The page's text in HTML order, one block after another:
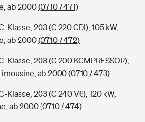
ab 2000(0710 / 471)
Klasse, 203 (C 220 CDI), 105 kW,
ab 2000(0710 / 472)
Klasse, 203 (C 200 KOMPRESSOR),
ab 2000(0710 / 473)
Klasse, 203 (C 240 V6), 120 kW,
ab 2000(0710 / 474)